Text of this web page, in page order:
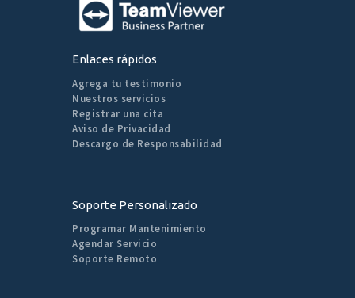
Enlaces rápidos
Agrega tu testimonio
Nuestros servicios
Registrar una cita
Aviso de Privacidad
Descargo de Responsabilidad
Soporte Personalizado
Programar Mantenimiento
Agendar Servicio
Soporte Remoto